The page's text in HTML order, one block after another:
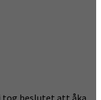
tog beslutet att åka